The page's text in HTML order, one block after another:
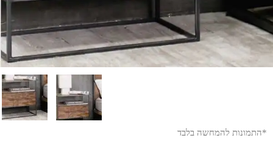
*התמונות להמחשה בלבד